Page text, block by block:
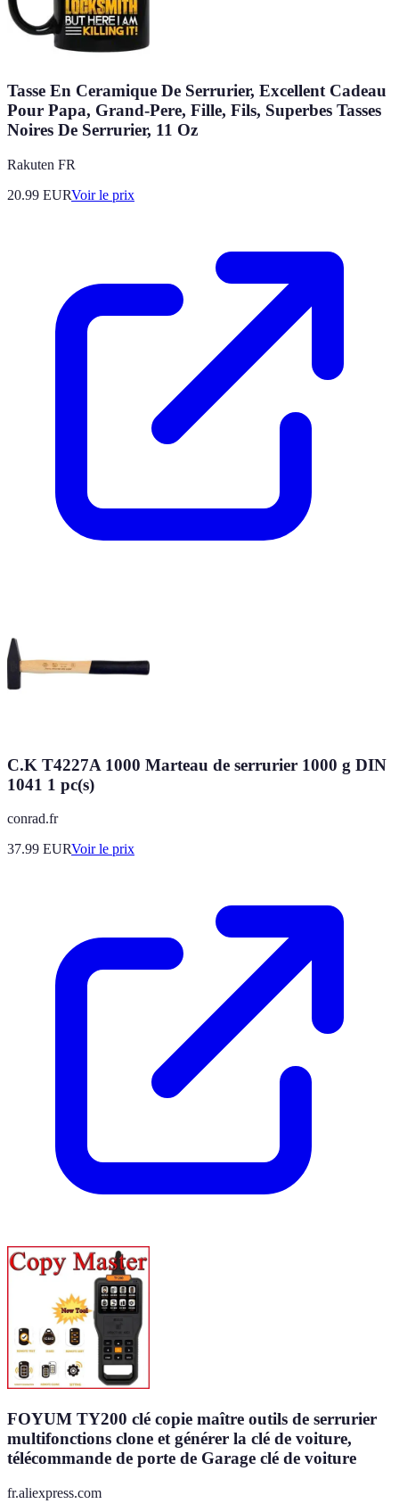
Tasse En Ceramique De Serrurier, Excellent Cadeau
Pour Papa, Grand-Pere, Fille, Fils, Superbes Tasses
Noires De Serrurier, 11 Oz
Rakuten FR
20.99 EURVoir le prix
C.K T4227A 1000 Marteau de serrurier 1000 g DIN
1041 1 pc(s)
conrad.fr
37.99 EURVoir le prix
FOYUM TY200 clé copie maître outils de serrurier
multifonctions clone et générer la clé de voiture,
télécommande de porte de Garage clé de voiture
fr.aliexpress.com